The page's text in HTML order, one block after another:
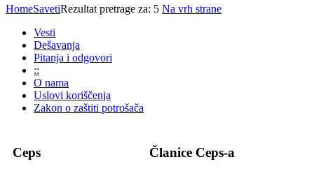
HomeSavetiRezultat pretrage za: 5 Na vrh strane
Vesti
Dešavanja
Pitanja i odgovori
::
O nama
Uslovi koriščenja
Zakon o zaštiti potrošača
Ceps Članice Ceps-a